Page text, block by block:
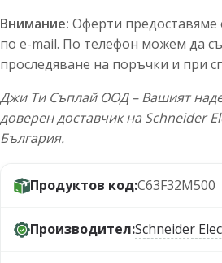
Внимание: Оферти предоставяме
по e-mail. По телефон можем да
проследяване на поръчки и при
Джи Ти Съплай ООД – Вашият
доверен доставчик на Schneider
България.
Продуктов код:C63F32M500
Производител:Schneider